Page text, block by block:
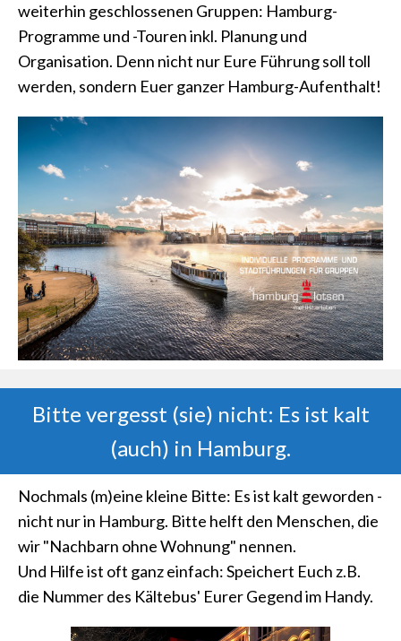
weiterhin geschlossenen Gruppen: Hamburg-
Programme und -Touren inkl. Planung und
Organisation. Denn nicht nur Eure Führung soll toll
werden, sondern Euer ganzer Hamburg-Aufenthalt!
Bitte vergesst (sie) nicht: Es ist kalt
(auch) in Hamburg.
Nochmals (m)eine kleine Bitte: Es ist kalt geworden -
nicht nur in Hamburg. Bitte helft den Menschen, die
wir "Nachbarn ohne Wohnung" nennen.
Und Hilfe ist oft ganz einfach: Speichert Euch z.B.
die Nummer des Kältebus' Eurer Gegend im Handy.